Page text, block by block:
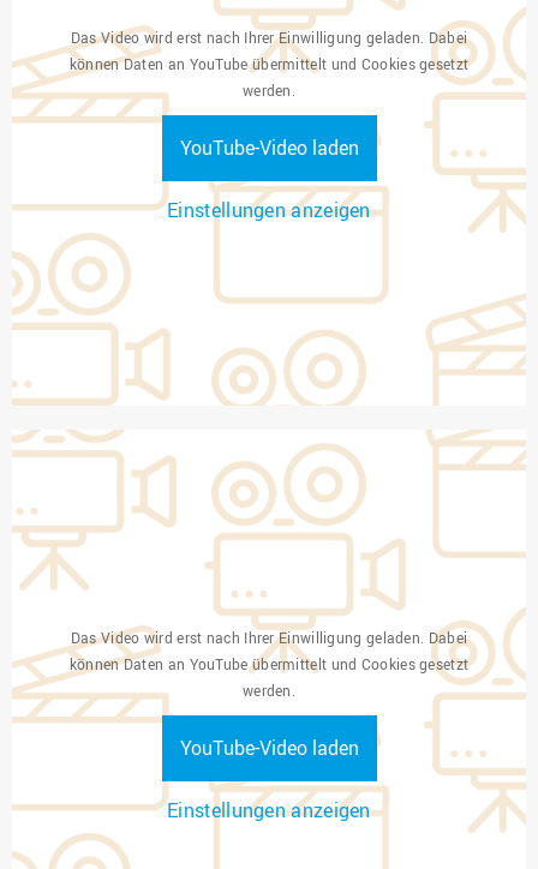
Das Video wird erst nach Ihrer Einwilligung geladen. Dabei
können Daten an YouTube übermittelt und Cookies gesetzt
werden.
YouTube-Video laden
Einstellungen anzeigen
Das Video wird erst nach Ihrer Einwilligung geladen. Dabei
können Daten an YouTube übermittelt und Cookies gesetzt
werden.
YouTube-Video laden
Einstellungen anzeigen